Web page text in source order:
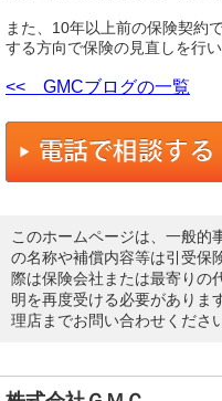
また、10年以上前の保険契約
する方向で保険の見直しを行い
<< GMCブログの一覧
このホームページは、一般的
の名称や補償内容等は引受保
際は保険会社または最寄りの
明を再度受ける必要がありま
理店までお問い合わせくださ